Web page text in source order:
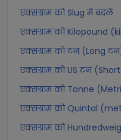
एक्सग्राम को Slug में बदलें
एक्सग्राम को Kilopound
एक्सग्राम को टन (Long
एक्सग्राम को US टन
एक्सग्राम को Tonne
एक्सग्राम को Quintal
एक्सग्राम को